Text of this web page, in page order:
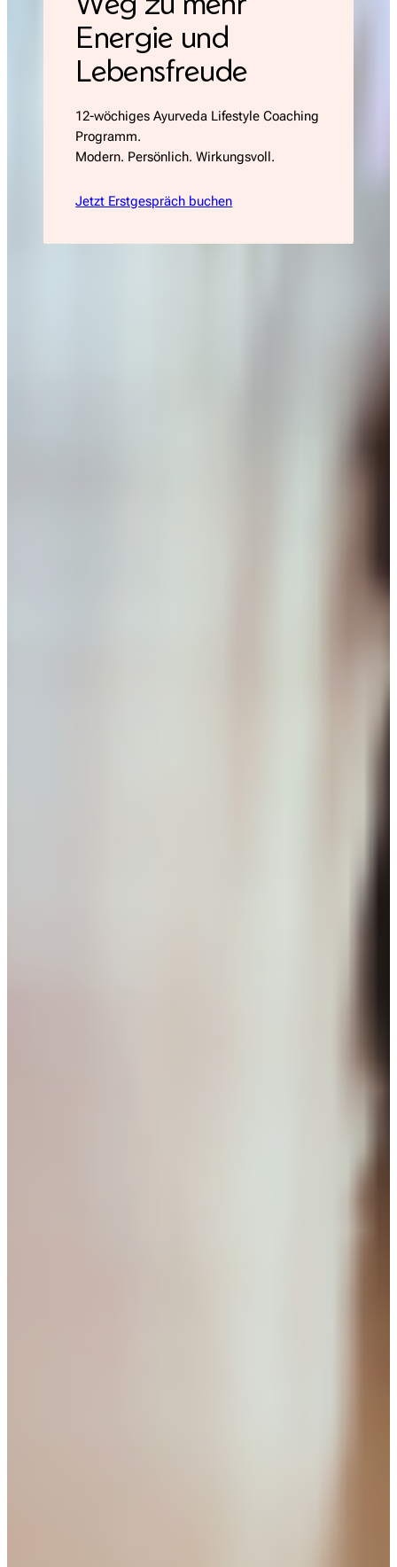
Energie und
Lebensfreude
12-wöchiges Ayurveda Lifestyle Coaching
Programm.
Modern. Persönlich. Wirkungsvoll.
Jetzt Erstgespräch buchen